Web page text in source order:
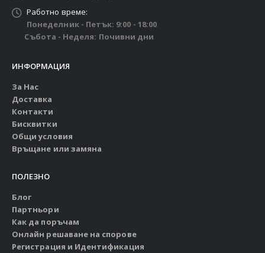
Работно време:
Понеделник - Петък: 9:00 - 18:00
Събота - Неделя: Почивни дни
ИНФОРМАЦИЯ
За Нас
Доставка
Контакти
Бисквитки
Общи условия
Връщане или замяна
ПОЛЕЗНО
Блог
Партньори
Как да поръчам
Онлайн решаване на спорове
Регистрация и Идентификация